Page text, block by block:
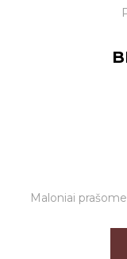
Maloniai